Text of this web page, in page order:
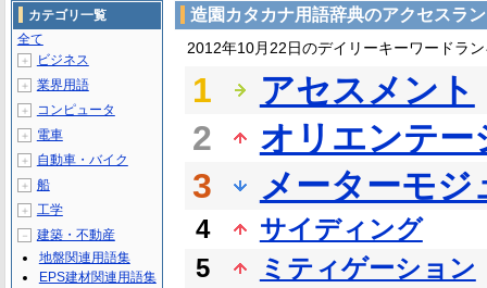
造園カタカナ用語辞典のアクセスラ
2012年10月22日のデイリーキーワードラ
1
アセスメント
2
オリエンテー
3
メーターモジ
4
サイディング
5
ミティゲーション
カテゴリ一覧
全て
＋ ビジネス
＋ 業界用語
＋ コンピュータ
＋ 電車
＋ 自動車・バイク
＋ 船
＋ 工学
－
建築・不動産
地盤関連用語集
EPS建材関連用語集